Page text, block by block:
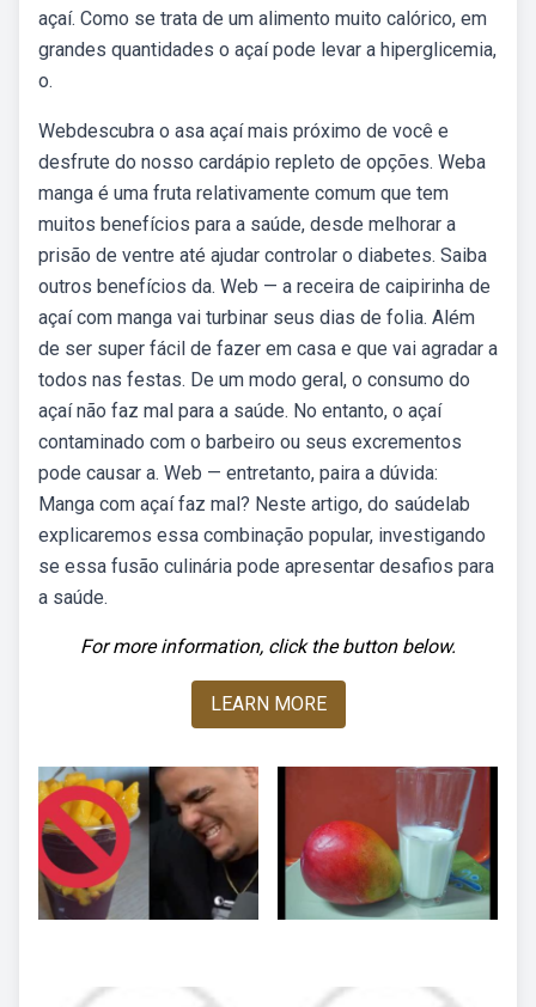
açaí. Como se trata de um alimento muito calórico, em
grandes quantidades o açaí pode levar a hiperglicemia,
o.
Webdescubra o asa açaí mais próximo de você e
desfrute do nosso cardápio repleto de opções. Weba
manga é uma fruta relativamente comum que tem
muitos benefícios para a saúde, desde melhorar a
prisão de ventre até ajudar controlar o diabetes. Saiba
outros benefícios da. Web — a receira de caipirinha de
açaí com manga vai turbinar seus dias de folia. Além
de ser super fácil de fazer em casa e que vai agradar a
todos nas festas. De um modo geral, o consumo do
açaí não faz mal para a saúde. No entanto, o açaí
contaminado com o barbeiro ou seus excrementos
pode causar a. Web — entretanto, paira a dúvida:
Manga com açaí faz mal? Neste artigo, do saúdelab
explicaremos essa combinação popular, investigando
se essa fusão culinária pode apresentar desafios para
a saúde.
For more information, click the button below.
LEARN MORE